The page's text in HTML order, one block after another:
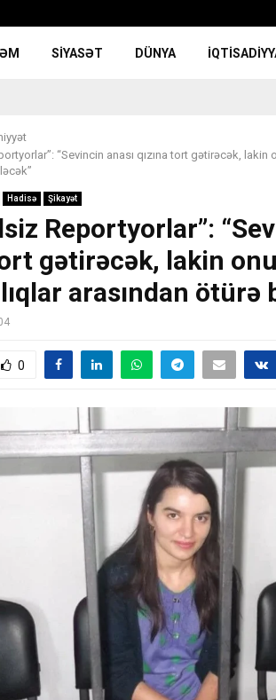
SIYASƏT DÜNYA
“Sevincin anası qızına tort gətirəcək,
Hadisə Şikayət
Reportyorlar”:
gətirəcək, lakin
arasından ötürə
0